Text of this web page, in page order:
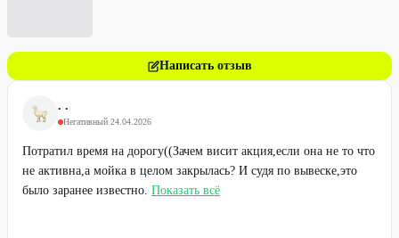
Написать отзыв
. .
Негативный·24.04.2026
Потратил время на дорогу((Зачем висит акция,если она не то что
не активна,а мойка в целом закрылась? И судя по вывеске,это
было заранее известно. Показать всё